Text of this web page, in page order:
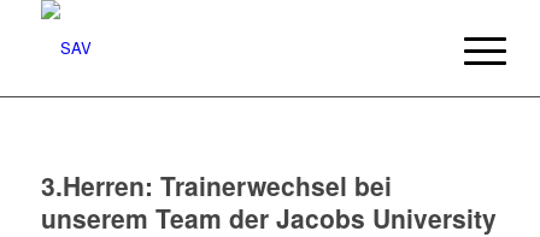
3.Herren: Trainerwechsel bei
unserem Team der Jacobs University